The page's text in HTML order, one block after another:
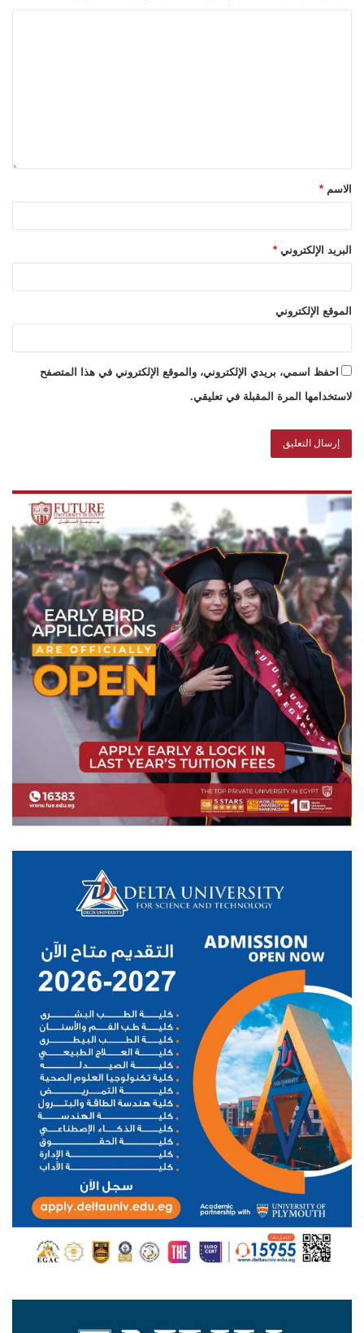
الاسم *
البريد الإلكتروني *
الموقع الإلكتروني
احفظ اسمي، بريدي الإلكتروني، والموقع الإلكتروني في هذا المتصفح
لاستخدامها المرة المقبلة في تعليقي.